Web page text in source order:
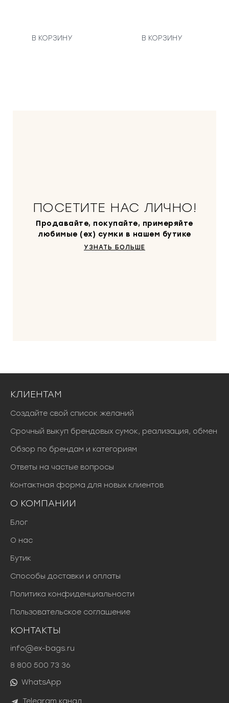
В КОРЗИНУ В КОРЗИНУ
ПОСЕТИТЕ НАС ЛИЧНО!
Продавайте, покупайте, примеряйте
любимые (ex) сумки в нашем бутике
УЗНАТЬ БОЛЬШЕ
КЛИЕНТАМ
Создайте свой список желаний
Срочный выкуп брендовых сумок, реализация, обмен
Обзор по брендам и категориям
Ответы на частые вопросы
Контактная форма для новых клиентов
О КОМПАНИИ
Блог
О нас
Бутик
Способы доставки и оплаты
Политика конфиденциальности
Пользовательское соглашение
КОНТАКТЫ
info@ex-bags.ru
8 800 500 73 36
WhatsApp
Telegram канал